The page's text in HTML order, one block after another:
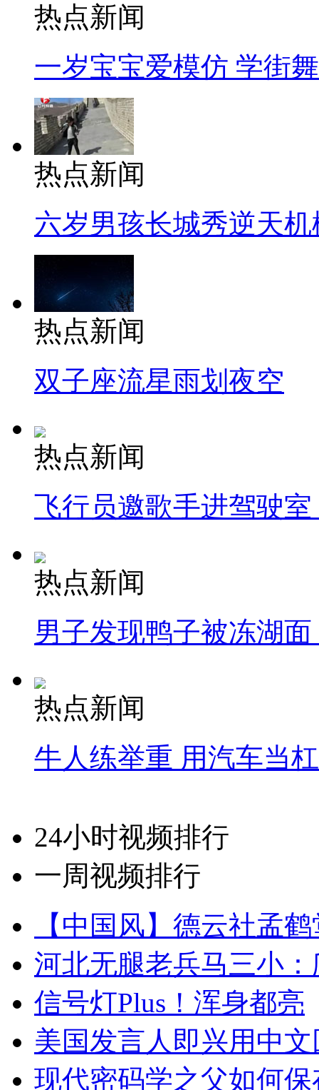
热点新闻
一岁宝宝爱模仿 学街
热点新闻
六岁男孩长城秀逆天机
热点新闻
双子座流星雨划夜空
热点新闻
飞行员邀歌手进驾驶
热点新闻
男子发现鸭子被冻湖
热点新闻
牛人练举重 用汽车当
24小时视频排行
一周视频排行
【中国风】德云社孟
河北无腿老兵马三小
信号灯Plus！浑身都亮
美国发言人即兴用中
现代密码学之父如何